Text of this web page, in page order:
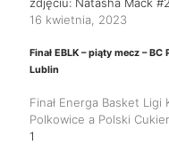
16 kwietnia, 2023
Finał EBLK – piąty mecz –
Lublin
Finał Energa Basket
Polkowice a Polski
1